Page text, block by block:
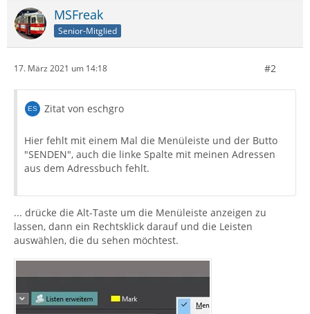
MSFreak
Senior-Mitglied
17. März 2021 um 14:18 #2
Zitat von eschgro
Hier fehlt mit einem Mal die Menüleiste und der Butto
"SENDEN", auch die linke Spalte mit meinen Adressen
aus dem Adressbuch fehlt.
... drücke die Alt-Taste um die Menüleiste anzeigen zu
lassen, dann ein Rechtsklick darauf und die Leisten
auswählen, die du sehen möchtest.